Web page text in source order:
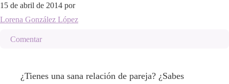
15 de abril de 2014 por
Lorena González López
Comentar
¿Tienes una sana relación de pareja? ¿Sabes